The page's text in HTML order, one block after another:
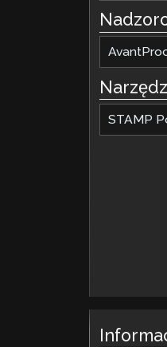
STAMP